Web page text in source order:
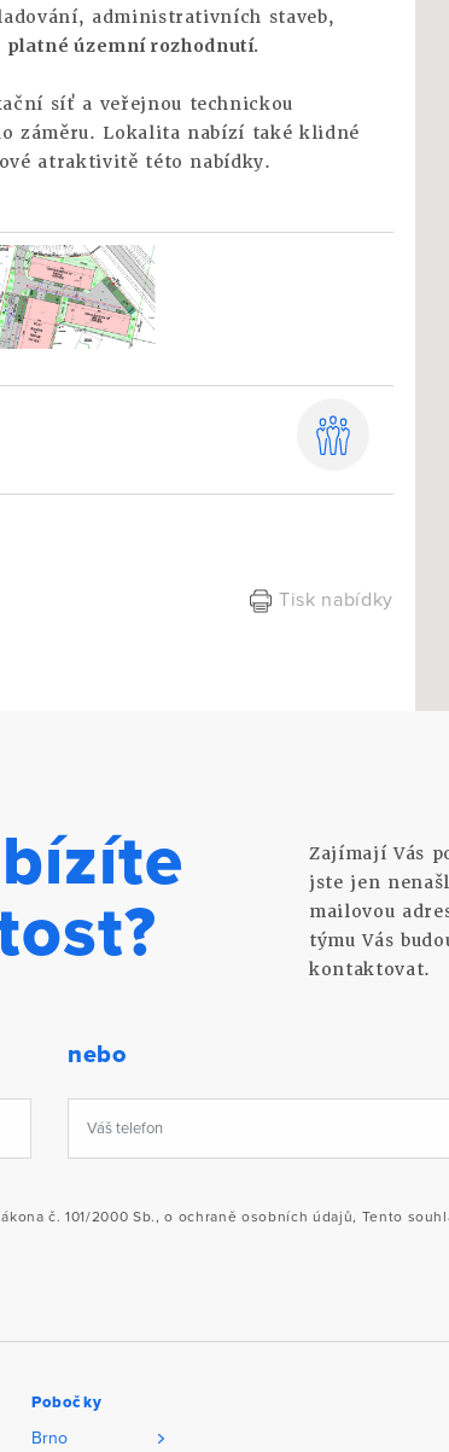
administrativních staveb,
platné územní rozhodnutí.
síť a veřejnou technickou
záměru. Lokalita nabízí také klidné
atraktivitě této nabídky.
Tisk nabídky
Zajímají Vás
jste jen
mailovou
týmu Vás
kontaktovat.
nebo
č. 101/2000 Sb., o ochraně osobních údajů, Tento
Pobočky
Brno